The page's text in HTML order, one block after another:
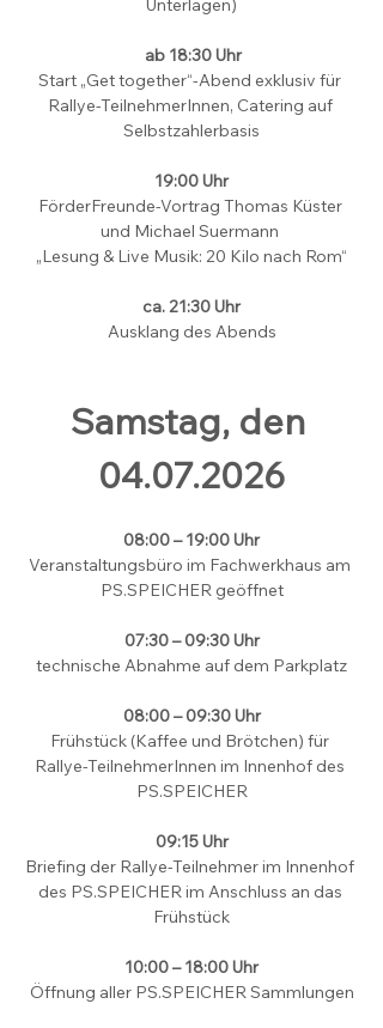
Unterlagen)
ab 18:30 Uhr
Start „Get together“-Abend exklusiv für
Rallye-TeilnehmerInnen, Catering auf
Selbstzahlerbasis
19:00 Uhr
FörderFreunde-Vortrag Thomas Küster
und Michael Suermann
„Lesung & Live Musik: 20 Kilo nach Rom“
ca. 21:30 Uhr
Ausklang des Abends
Samstag, den
04.07.2026
08:00 – 19:00 Uhr
Veranstaltungsbüro im Fachwerkhaus am
PS.SPEICHER geöffnet
07:30 – 09:30 Uhr
technische Abnahme auf dem Parkplatz
08:00 – 09:30 Uhr
Frühstück (Kaffee und Brötchen) für
Rallye-TeilnehmerInnen im Innenhof des
PS.SPEICHER
09:15 Uhr
Briefing der Rallye-Teilnehmer im Innenhof
des PS.SPEICHER im Anschluss an das
Frühstück
10:00 – 18:00 Uhr
Öffnung aller PS.SPEICHER Sammlungen